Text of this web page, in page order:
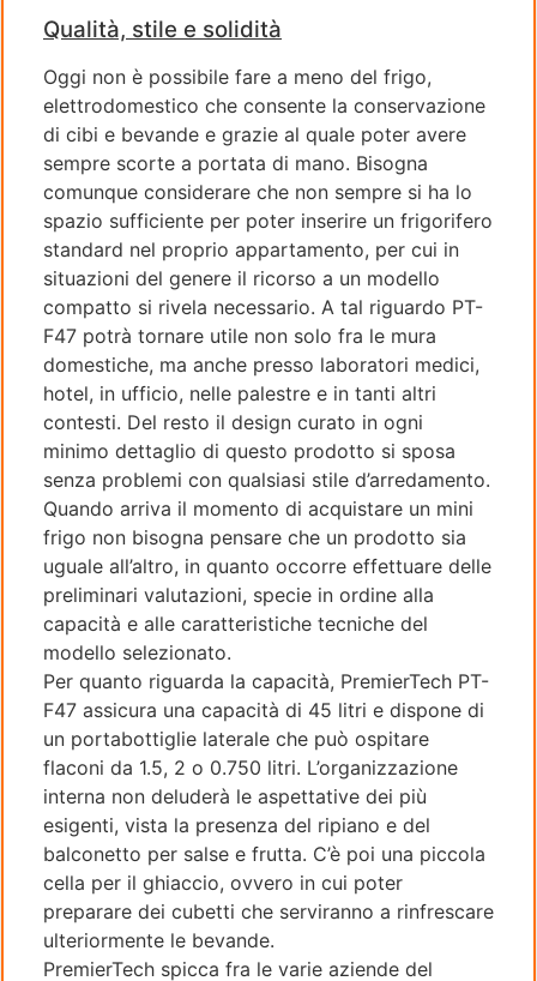
Qualità, stile e solidità
Oggi non è possibile fare a meno del frigo,
elettrodomestico che consente la conservazione
di cibi e bevande e grazie al quale poter avere
sempre scorte a portata di mano. Bisogna
comunque considerare che non sempre si ha lo
spazio sufficiente per poter inserire un frigorifero
standard nel proprio appartamento, per cui in
situazioni del genere il ricorso a un modello
compatto si rivela necessario. A tal riguardo PT-
F47 potrà tornare utile non solo fra le mura
domestiche, ma anche presso laboratori medici,
hotel, in ufficio, nelle palestre e in tanti altri
contesti. Del resto il design curato in ogni
minimo dettaglio di questo prodotto si sposa
senza problemi con qualsiasi stile d’arredamento.
Quando arriva il momento di acquistare un mini
frigo non bisogna pensare che un prodotto sia
uguale all’altro, in quanto occorre effettuare delle
preliminari valutazioni, specie in ordine alla
capacità e alle caratteristiche tecniche del
modello selezionato.
Per quanto riguarda la capacità, PremierTech PT-
F47 assicura una capacità di 45 litri e dispone di
un portabottiglie laterale che può ospitare
flaconi da 1.5, 2 o 0.750 litri. L’organizzazione
interna non deluderà le aspettative dei più
esigenti, vista la presenza del ripiano e del
balconetto per salse e frutta. C’è poi una piccola
cella per il ghiaccio, ovvero in cui poter
preparare dei cubetti che serviranno a rinfrescare
ulteriormente le bevande.
PremierTech spicca fra le varie aziende del